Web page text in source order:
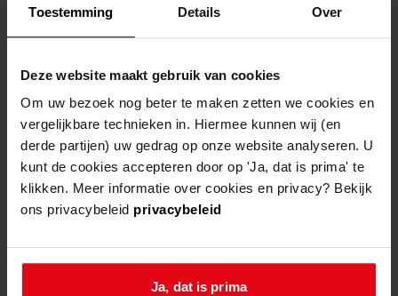
Toestemming Details Over
Deze website maakt gebruik van cookies
Om uw bezoek nog beter te maken zetten we cookies en
vergelijkbare technieken in. Hiermee kunnen wij (en
derde partijen) uw gedrag op onze website analyseren. U
kunt de cookies accepteren door op 'Ja, dat is prima' te
klikken. Meer informatie over cookies en privacy? Bekijk
ons privacybeleid privacybeleid
Ja, dat is prima
Tijdens Expeditie NEXT worden kinderen en hun
ouders/begeleiders enthousiast gemaakt voor
de wetenschap in de breedste zin van het woord.
Kinderen kunnen tijdens de Expeditie proberen
De Hamvraag op te lossen in de Zuiderkerk in
Enkhuizen. Als dit lukt, winnen ze een mooie
prijs.
Wat?Expeditie NEXT – het nationale
wetenschapsfestival voor kinderen